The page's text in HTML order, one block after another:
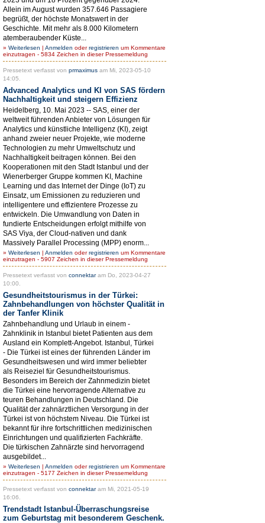
Allein im August wurden 357.646 Passagiere
begrüßt, der höchste Monatswert in der
Geschichte. Mit mehr als 8.000 Kilometern
atemberaubender Küste...
» Weiterlesen | Anmelden oderregistrieren um Kommentare
einzutragen - 5834 Zeichen in dieser Pressemeldung
Pressetext verfasst von prmaximus am Mi, 2023-05-10
14:05.
Advanced Analytics und KI von SAS fördern
Nachhaltigkeit und steigern Effizienz
Heidelberg, 10. Mai 2023 -- SAS, einer der
weltweit führenden Anbieter von Lösungen für
Analytics und künstliche Intelligenz (KI), zeigt
anhand zweier neuer Projekte, wie moderne
Technologien zu mehr Umweltschutz und
Nachhaltigkeit beitragen können. Bei den
Kooperationen mit den Stadt Istanbul und der
Wienerberger Gruppe kommen KI, Machine
Learning und das Internet der Dinge (IoT) zu
Einsatz, um Emissionen zu reduzieren und
intelligentere und effizientere Prozesse zu
entwickeln. Die Umwandlung von Daten in
fundierte Entscheidungen erfolgt mithilfe von
SAS Viya, der Cloud-nativen und dank
Massively Parallel Processing (MPP) enorm...
» Weiterlesen | Anmelden oderregistrieren um Kommentare
einzutragen - 5907 Zeichen in dieser Pressemeldung
Pressetext verfasst von connektaram Do, 2023-04-27
10:00.
Gesundheitstourismus in der Türkei:
Zahnbehandlungen von höchster Qualität in
der Tanfer Klinik
Zahnbehandlung und Urlaub in einem -
Zahnklinik in Istanbul bietet Patienten aus dem
Ausland ein Komplett-Angebot. Istanbul, Türkei
- Die Türkei ist eines der führenden Länder im
Gesundheitswesen und wird immer beliebter
als Reiseziel für Gesundheitstourismus.
Besonders im Bereich der Zahnmedizin bietet
die Türkei eine hervorragende Alternative zu
teuren Behandlungen in Deutschland. Die
Qualität der zahnärztlichen Versorgung in der
Türkei ist von höchstem Niveau. Die Türkei ist
bekannt für ihre fortschrittlichen medizinischen
Einrichtungen und qualifizierten Fachkräfte.
Die türkischen Zahnärzte sind hervorragend
ausgebildet...
» Weiterlesen | Anmelden oderregistrieren um Kommentare
einzutragen - 5177 Zeichen in dieser Pressemeldung
Pressetext verfasst von connektaram Mi, 2021-05-19
16:06.
Trendstadt Istanbul-Überraschungsreise
zum Geburtstag mit besonderem Geschenk.